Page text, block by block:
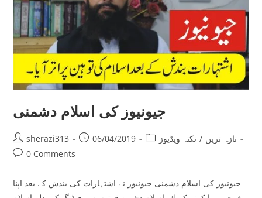
جیونیوز کی اسلام دشمنی
Post
author:
sherazi313
Post06/04/2019
Post
تازہ ترین / نکتہ ویڈیوز
Post0 Comments
جیونیوز کی اسلام دشمنی جیونیوز نے اشتہارات کی بندش کے بعد اپنا